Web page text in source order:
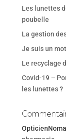
Les lunettes
poubelle
La gestion
Je suis un
Le recyclage
Covid-19 –
les lunettes ?